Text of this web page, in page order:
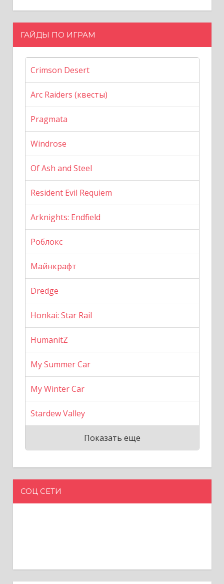
ГАЙДЫ ПО ИГРАМ
Crimson Desert
Arc Raiders (квесты)
Pragmata
Windrose
Of Ash and Steel
Resident Evil Requiem
Arknights: Endfield
Роблокс
Майнкрафт
Dredge
Honkai: Star Rail
HumanitZ
My Summer Car
My Winter Car
Stardew Valley
Показать еще
СОЦ СЕТИ